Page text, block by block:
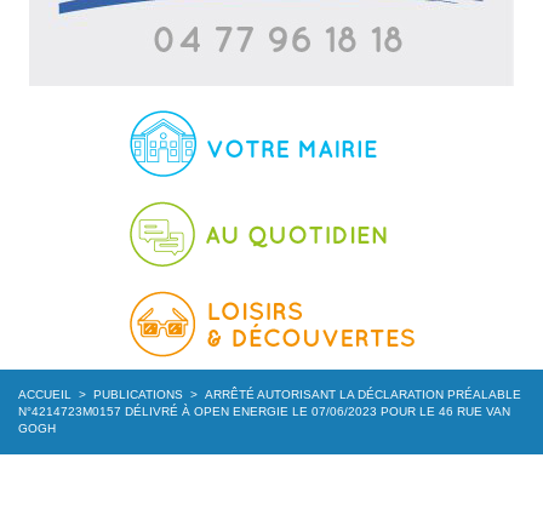
ACCUEIL > PUBLICATIONS > ARRÊTÉ AUTORISANT LA DÉCLARATION PRÉALABLE
N°4214723M0157 DÉLIVRÉ À OPEN ENERGIE LE 07/06/2023 POUR LE 46 RUE VAN
GOGH